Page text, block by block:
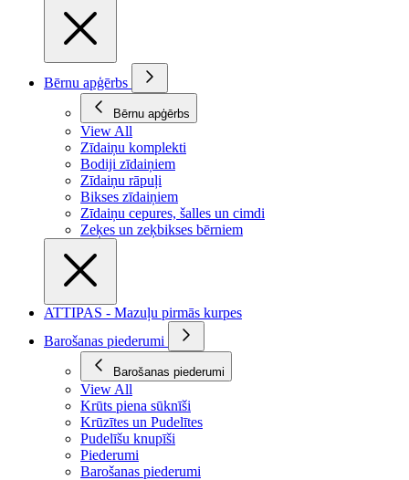
Bērnu apģērbs
Bērnu apģērbs
View All
Zīdaiņu komplekti
Bodiji zīdaiņiem
Zīdaiņu rāpuļi
Bikses zīdaiņiem
Zīdaiņu cepures, šalles un cimdi
Zeķes un zeķbikses bērniem
ATTIPAS - Mazuļu pirmās kurpes
Barošanas piederumi
Barošanas piederumi
View All
Krūts piena sūknīši
Krūzītes un Pudelītes
Pudelīšu knupīši
Piederumi
Barošanas piederumi